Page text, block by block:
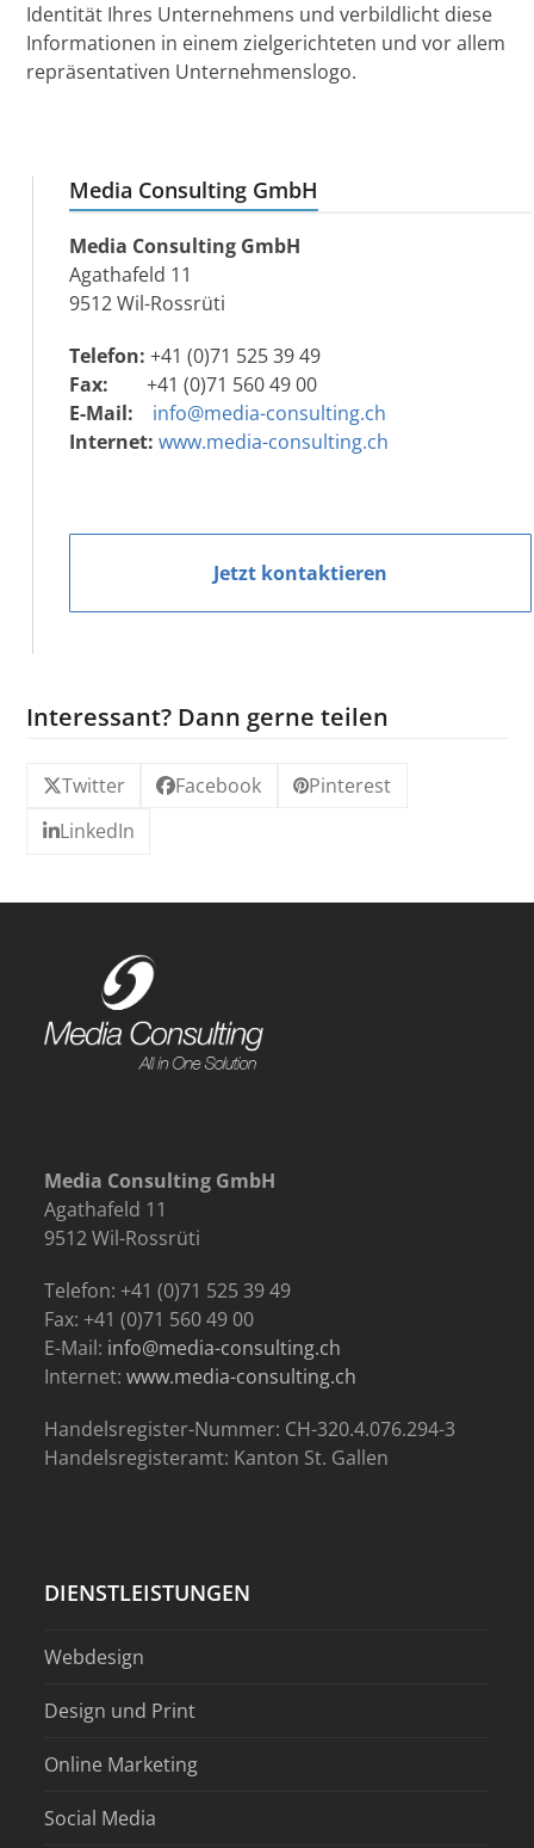
Identität Ihres Unternehmens und verbildlicht diese
Informationen in einem zielgerichteten und vor allem
repräsentativen Unternehmenslogo.
Media Consulting GmbH
Media Consulting GmbH
Agathafeld 11
9512 Wil-Rossrüti
Telefon: +41 (0)71 525 39 49
Fax: +41 (0)71 560 49 00
E-Mail:
info@media-consulting.ch
Internet: www.media-consulting.ch
Jetzt kontaktieren
Interessant? Dann gerne teilen
Twitter Facebook
Pinterest
LinkedIn
Media Consulting GmbH
Agathafeld 11
9512 Wil-Rossrüti
Telefon: +41 (0)71 525 39 49
Fax: +41 (0)71 560 49 00
E-Mail: info@media-consulting.ch
Internet:www.media-consulting.ch
Handelsregister-Nummer: CH-320.4.076.294-3
Handelsregisteramt: Kanton St. Gallen
DIENSTLEISTUNGEN
Webdesign
Design und Print
Online Marketing
Social Media